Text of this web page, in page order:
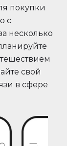
покупки
с
несколько
свой
в сфере